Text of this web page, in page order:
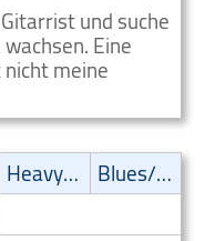
und suche
Eine
meine
Heavy-Metal
Blues/Swing